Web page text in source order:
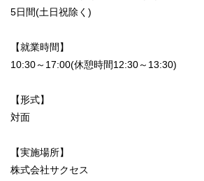
5日間(土日祝除く)
【就業時間】
10:30～17:00(休憩時間12:30～13:30)
【形式】
対面
【実施場所】
株式会社サクセス